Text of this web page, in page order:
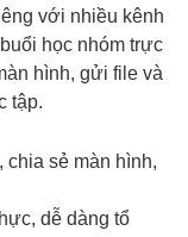
với nhiều kênh
học nhóm trực
hình, gửi file và
tập.
chia sẻ màn hình,
dễ dàng tổ